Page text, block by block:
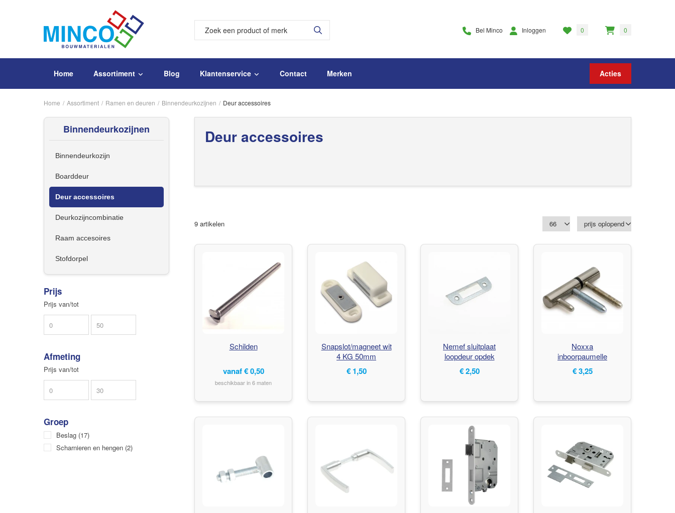
Bel Minco Inloggen 0 0
Home Assortiment Blog Klantenservice Contact Merken Acties
Home / Assortiment / Ramen en deuren / Binnendeurkozijnen / Deur accessoires
Binnendeurkozijnen
Binnendeurkozijn
Boarddeur
Deur accessoires
Deurkozijncombinatie
Raam accesoires
Stofdorpel
Prijs
Prijs van/tot
Afmeting
Prijs van/tot
Groep
Beslag (17)
Scharnieren en hengen (2)
Deur accessoires
9 artikelen
Schilden
vanaf € 0,50
beschikbaar in 6 maten
Snapslot/magneet wit
4 KG 50mm
€ 1,50
Nemef sluitplaat
loopdeur opdek
€ 2,50
Noxxa
inboorpaumelle
vernikkeld 14 mm
houten kozijn
€ 3,25